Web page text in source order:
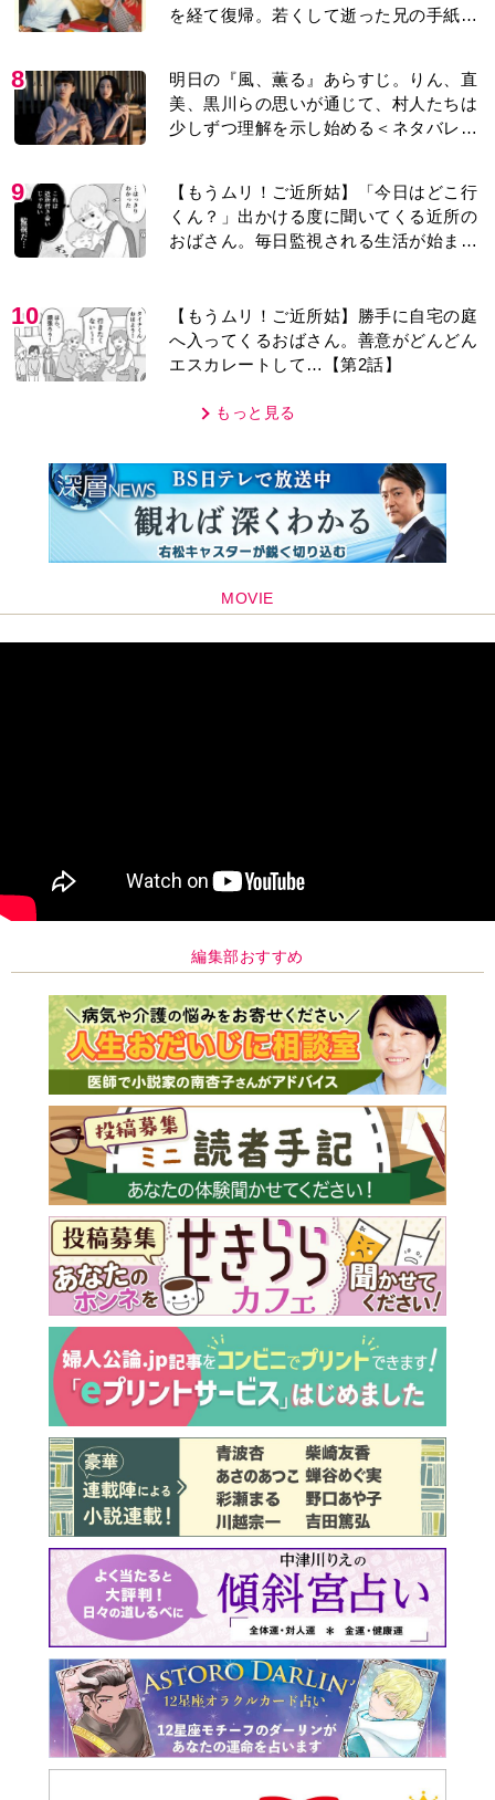
を経て復帰。若くして逝った兄の手紙を
8
明日の『風、薫る』あらすじ。りん、直
美、黒川らの思いが通じて、村人たちは
少しずつ理解を示し始める＜ネタバレあ
9
【もうムリ！ご近所姑】「今日はどこ行
くん？」出かける度に聞いてくる近所の
おばさん。毎日監視される生活が始ま
10
【もうムリ！ご近所姑】勝手に自宅の庭
へ入ってくるおばさん。善意がどんどん
エスカレートして…【第2話】
もっと見る
MOVIE
編集部おすすめ